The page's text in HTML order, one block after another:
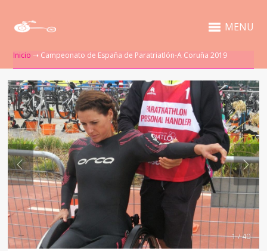
MENU
Inicio ➝ Campeonato de España de Paratriatlón-A Coruña 2019
1 / 40